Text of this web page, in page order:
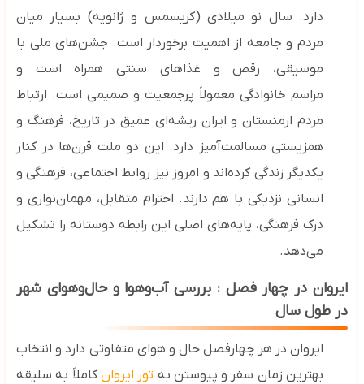
دارد. سال نو میلادی (کریسمس و ژانویه) بسیار میان
مردم و جامعه از اهمیت برخوردار است. جشن‌های ملی با
موسیقی، رقص و غذاهای سنتیهمراه است و
مراسمخانوادگی معمولاً پرجمعیت و صمیمی است. ارتباط
مردم ارمنستان و ایران ریشه‌ای عمیق در تاریخ، فرهنگ و
همزیستی مسالمت‌آمیز دارد. این دو ملت قرن‌ها در کنار
یکدیگر زندگی کرده‌اند و امروز نیز روابط اجتماعی، فرهنگی و
انسانی نزدیکی با هم دارند. احترام متقابل، مهمان‌نوازی و
درک فرهنگی، پایه‌های اصلی این رابطه دوستانه را تشکیل
می‌دهد.
ایروان در چهار فصل : بررسی آب‌وهوا و حال‌وهوای شهر
در طول سال
ایروان در هر چهارفصل حال ‌و هوای متفاوتی دارد و انتخاب
بهترین زمان سفر و پیوستن بهتور ایروانکاملاً به سلیقه‌